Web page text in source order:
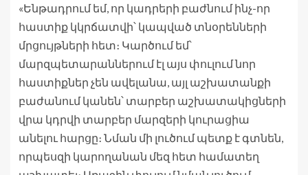
«Ենթադրում եմ, որ կադրերի բաժնում ինչ-որ
հաստիք կկրճատվի՝ կապված տնօրենների
մրցույթների հետ։ Կարծում եմ՝
մարզպետարաններում էլ այս փուլում նոր
հաստիքներ չեն ավելանա, այլ աշխատանքի
բաժանում կանեն՝ տարբեր աշխատակիցների
վրա կդրվի տարբեր մարզերի կուրացիա
անելու հարցը։ Նման մի լուծում պետք է գտնեն,
որպեսզի կարողանան մեզ հետ համատեղ